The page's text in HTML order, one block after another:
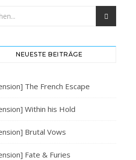
BÜCHER REZENSION
NEUESTE BEITRÄGE
The French Escape
Within his Hold
Brutal Vows
Fate & Furies